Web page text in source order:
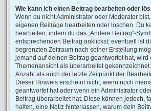
Wie kann ich einen Beitrag bearbeiten oder
Wenn du nicht Administrator oder Moderator
eigenen Beiträge bearbeiten oder löschen. Du
bearbeiten, indem du das „Ändere Beitrag“-
entsprechenden Beitrag anklickst; eventuell ist
begrenzten Zeitraum nach seiner Erstellung
jemand auf deinen Beitrag geantwortet hat, wird
Themenansicht als überarbeitet
Anzahl als auch der letzte Zeitpunkt der
Dieser Hinweis erscheint nicht, wenn noch
geantwortet hat oder wenn ein Administrator
Beitrag überarbeitet hat. Diese können jedoch,
halten, eine Notiz hinterlassen, warum dein